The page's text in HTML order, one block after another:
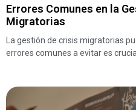
Errores Comunes en la
Migratorias
La gestión de crisis migratorias
errores comunes a evitar es